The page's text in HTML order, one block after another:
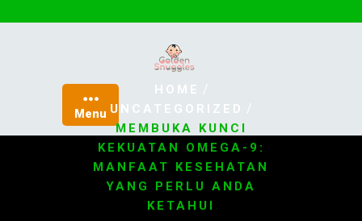
to
Menu
HOME /
UNCATEGORIZED /
MEMBUKA KUNCI
KEKUATAN OMEGA-9:
MANFAAT KESEHATAN
YANG PERLU ANDA
KETAHUI